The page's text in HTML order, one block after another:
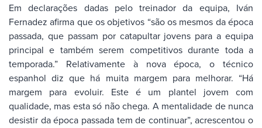
Em declarações dadas pelo treinador da equipa, Iván
Fernadez afirma que os objetivos “são os mesmos da época
passada, que passam por catapultar jovens para a equipa
principal e também serem competitivos durante toda a
temporada.” Relativamente à nova época, o técnico
espanhol diz que há muita margem para melhorar. “Há
margem para evoluir. Este é um plantel jovem com
qualidade, mas esta só não chega. A mentalidade de nunca
desistir da época passada tem de continuar”, acrescentou o